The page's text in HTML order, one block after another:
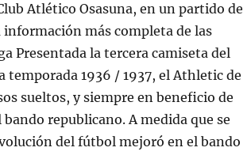
Atlético Osasuna, en un partido de
más completa de las
Presentada la tercera camiseta del
temporada 1936 / 1937, el Athletic de
sueltos, y siempre en beneficio de
republicano. A medida que se
del fútbol mejoró en el bando